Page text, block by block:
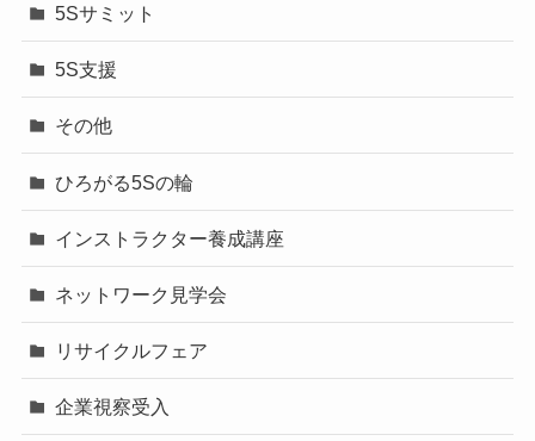
5Sサミット
5S支援
その他
ひろがる5Sの輪
インストラクター養成講座
ネットワーク見学会
リサイクルフェア
企業視察受入